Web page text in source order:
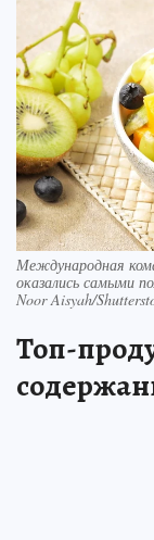
Международная
оказались самыми
Noor Aisyah/
Топ-